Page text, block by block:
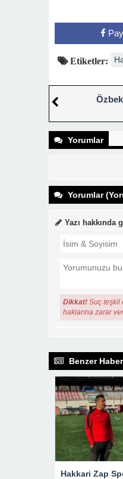
Etiketler:
Yorumlar
Yorumlar
Yazı
Dikkat! Suç teşkil
haklarına zarar
Benzer
Hakkari Zap